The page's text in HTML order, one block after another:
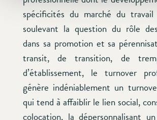
spécificités du marché du travail
soulevant la question du rôle
dans sa promotion et sa
transit, de transition, de
d’établissement, le turnover
génère indéniablement un
qui tend à affaiblir le lien social,
colocation, la dépersonnalisant